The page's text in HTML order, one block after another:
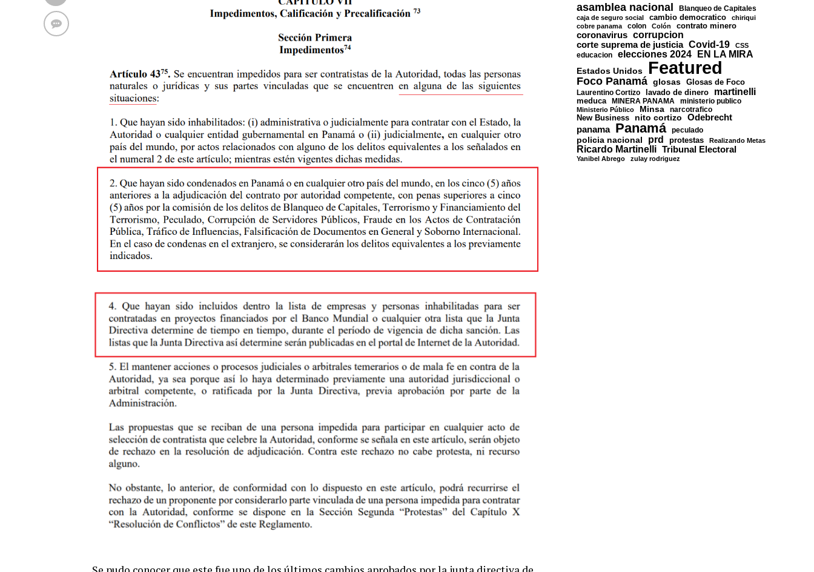
asamblea nacional Blanqueo de Capitales
caja de seguro social cambio democratico
chiriqui
cobre panama
colon Colón contrato minero
coronavirus corrupcion
corte suprema de justicia Covid-19 CSS
educacion elecciones 2024 EN LA MIRA
Estados Unidos Featured
Foco Panamá glosas Glosas de Foco
Laurentino Cortizo lavado de dinero martinelli
meduca MINERA PANAMA ministerio publico
Ministerio Público Minsa
narcotrafico
New Business
nito cortizo Odebrecht
panama Panamá peculado
policia nacional prd protestas Realizando Metas
Ricardo Martinelli Tribunal Electoral
Yanibel Abrego zulay rodriguez